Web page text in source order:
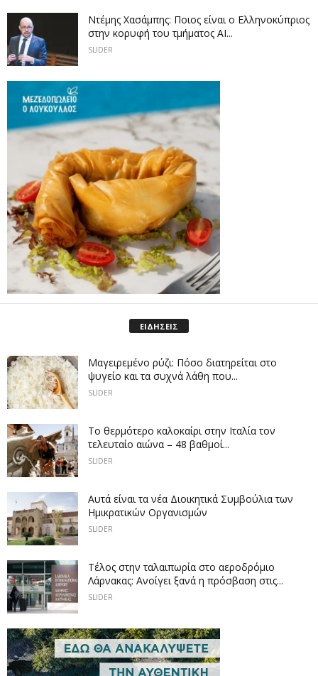
Ντέμης Χασάμπης: Ποιος είναι ο Ελληνοκύπριος
στην κορυφή του τμήματος AI...
SLIDER
ΕΙΔΗΣΕΙΣ
Μαγειρεμένο ρύζι: Πόσο διατηρείται στο
ψυγείο και τα συχνά λάθη που...
SLIDER
Το θερμότερο καλοκαίρι στην Ιταλία τον
τελευταίο αιώνα – 48 βαθμοί...
SLIDER
Αυτά είναι τα νέα Διοικητικά Συμβούλια των
Ημικρατικών Οργανισμών
SLIDER
Tέλος στην ταλαιπωρία στο αεροδρόμιο
Λάρνακας: Ανοίγει ξανά η πρόσβαση στις...
SLIDER